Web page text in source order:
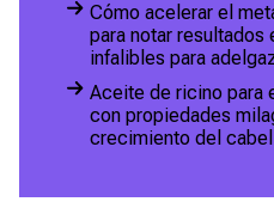
Cómo acelerar el
para notar resultados
infalibles para
Aceite de ricino para
con propiedades
crecimiento del